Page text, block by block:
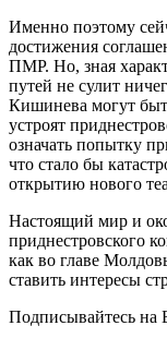
Именно поэтому
достижения
ПМР. Но, зная
путей не сулит
Кишинева могут
устроят
означать попытку
что стало бы
открытию нового
Настоящий мир и
приднестровского
как во главе
ставить интересы
Подписывайтесь на